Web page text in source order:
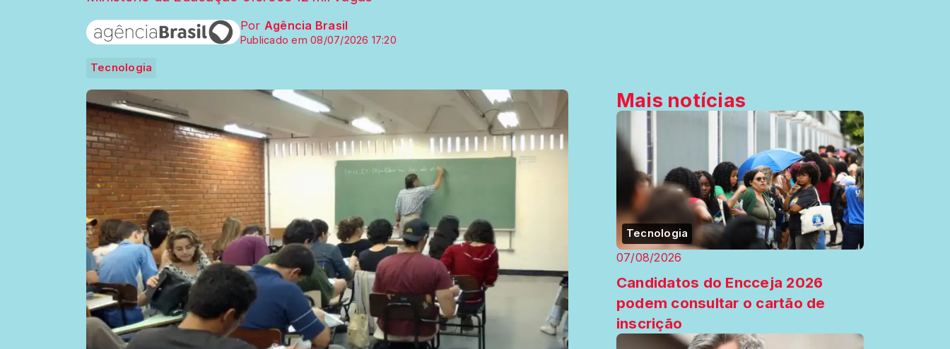
Por Agência Brasil
Publicado em 08/07/2026 17:20
Tecnologia
Mais notícias
Tecnologia
07/08/2026
Candidatos do Encceja 2026
podem consultar o cartão de
inscrição